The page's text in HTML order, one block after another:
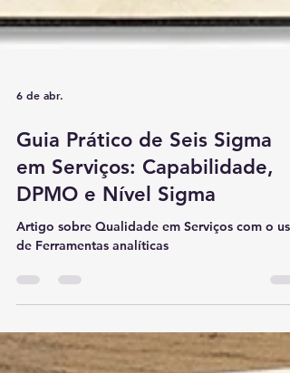
6 de abr.
Guia Prático de Seis Sigma
em Serviços: Capabilidade,
DPMO e Nível Sigma
Artigo sobre Qualidade em Serviços com o uso